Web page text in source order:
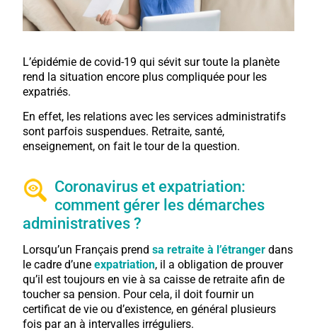
L’épidémie de covid-19 qui sévit sur toute la planète
rend la situation encore plus compliquée pour les
expatriés.
En effet, les relations avec les services administratifs
sont parfois suspendues. Retraite, santé,
enseignement, on fait le tour de la question.
Coronavirus et expatriation:
comment gérer les démarches
administratives ?
Lorsqu’un Français prendsa retraite à l’étrangerdans
le cadre d’uneexpatriation, il a obligation de prouver
qu’il est toujours en vie à sa caisse de retraite afin de
toucher sa pension. Pour cela, il doit fournir un
certificat de vie ou d’existence, en général plusieurs
fois par an à intervalles irréguliers.